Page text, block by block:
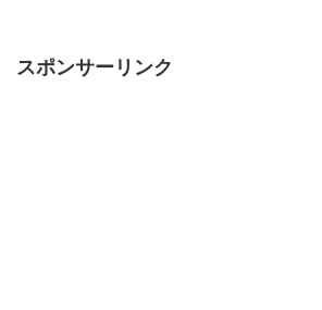
スポンサーリンク